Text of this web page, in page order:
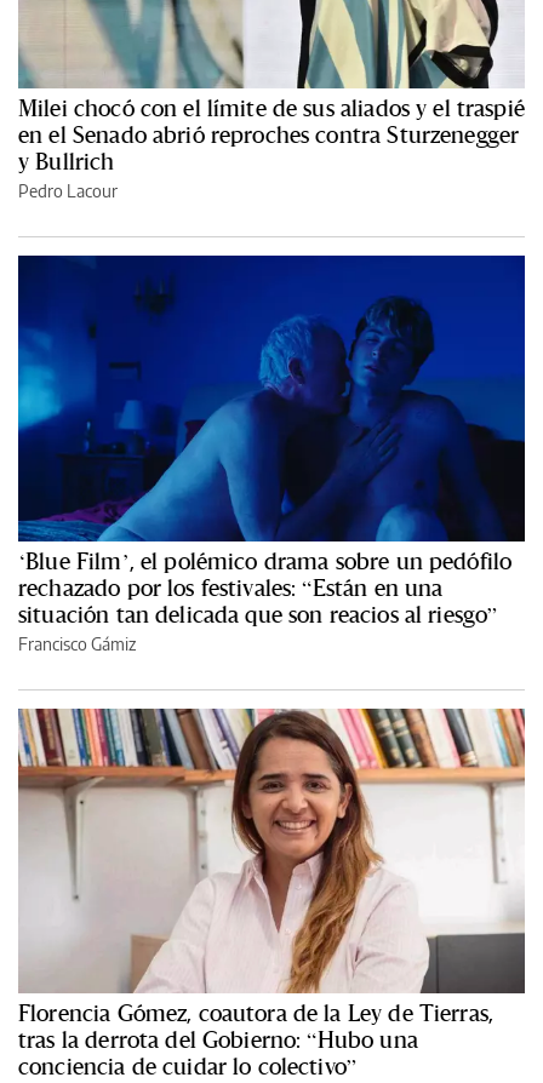
Milei chocó con el límite de sus aliados y el traspié
en el Senado abrió reproches contra Sturzenegger
y Bullrich
Pedro Lacour
‘Blue Film’, el polémico drama sobre un pedófilo
rechazado por los festivales: “Están en una
situación tan delicada que son reacios al riesgo”
Francisco Gámiz
Florencia Gómez, coautora de la Ley de Tierras,
tras la derrota del Gobierno: “Hubo una
conciencia de cuidar lo colectivo”